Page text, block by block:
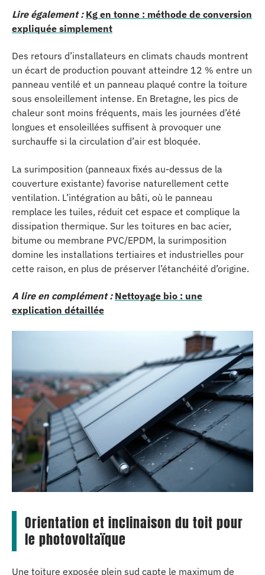
Lire également : Kg en tonne : méthode de conversion
expliquée simplement
Des retours d’installateurs en climats chauds montrent
un écart de production pouvant atteindre 12 % entre un
panneau ventilé et un panneau plaqué contre la toiture
sous ensoleillement intense. En Bretagne, les pics de
chaleur sont moins fréquents, mais les journées d’été
longues et ensoleillées suffisent à provoquer une
surchauffe si la circulation d’air est bloquée.
La surimposition (panneaux fixés au-dessus de la
couverture existante) favorise naturellement cette
ventilation. L’intégration au bâti, où le panneau
remplace les tuiles, réduit cet espace et complique la
dissipation thermique. Sur les toitures en bac acier,
bitume ou membrane PVC/EPDM, la surimposition
domine les installations tertiaires et industrielles pour
cette raison, en plus de préserver l’étanchéité d’origine.
A lire en complément : Nettoyage bio : une
explication détaillée
Orientation et inclinaison du toit pour
le photovoltaïque
Une toiture exposée plein sud capte le maximum de